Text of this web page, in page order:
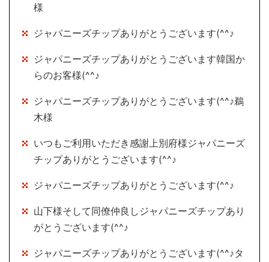
様
ジャパニーズチップありがとうございます(^^♪
ジャパニーズチップありがとうございます韓国か
らのお客様(^^♪
ジャパニーズチップありがとうございます(^^♪鵜
木様
いつもご利用いただき感謝上別府様ジャパニーズ
チップありがとうございます(^^♪
ジャパニーズチップありがとうございます(^^♪
山下様そして同僚仲良しジャパニーズチップあり
がとうございます(^^♪
ジャパニーズチップありがとうございます(^^♪タ